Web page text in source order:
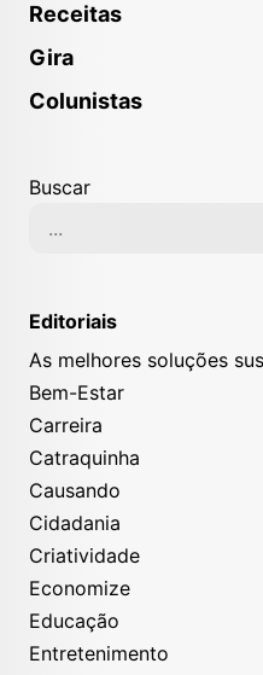
Receitas
Gira
Colunistas
Buscar
Editoriais
As melhores soluções
Bem-Estar
Carreira
Catraquinha
Causando
Cidadania
Criatividade
Economize
Educação
Entretenimento